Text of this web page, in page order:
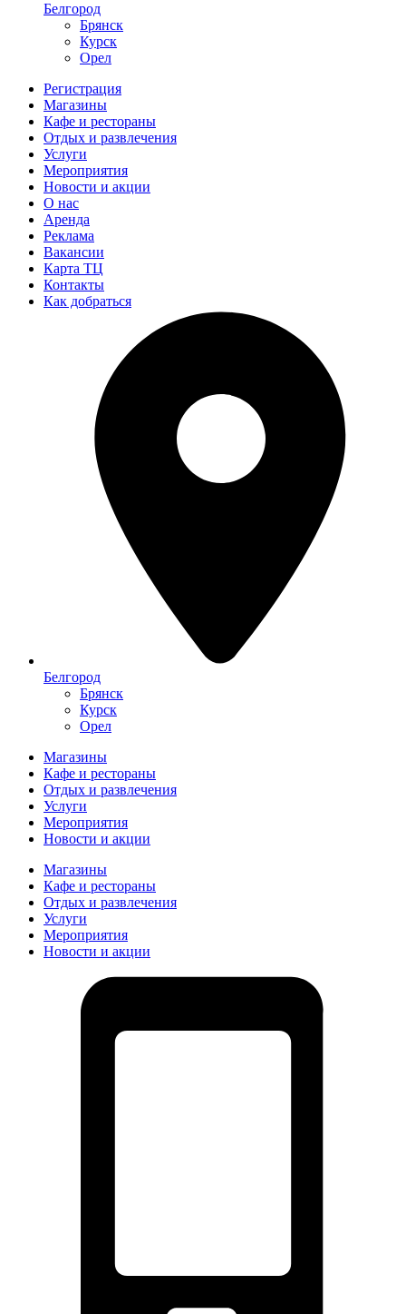
Белгород
Брянск
Курск
Орел
Регистрация
Магазины
Кафе и рестораны
Отдых и развлечения
Услуги
Мероприятия
Новости и акции
О нас
Аренда
Реклама
Вакансии
Карта ТЦ
Контакты
Как добраться
Белгород
Брянск
Курск
Орел
Магазины
Кафе и рестораны
Отдых и развлечения
Услуги
Мероприятия
Новости и акции
Магазины
Кафе и рестораны
Отдых и развлечения
Услуги
Мероприятия
Новости и акции